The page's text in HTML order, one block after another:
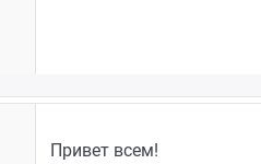
Привет всем!